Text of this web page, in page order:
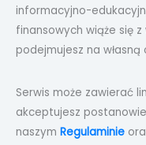
informacyjno-
finansowych wiąże się
podejmujesz na
Serwis może zawierać
akceptujesz
naszym Regulaminie